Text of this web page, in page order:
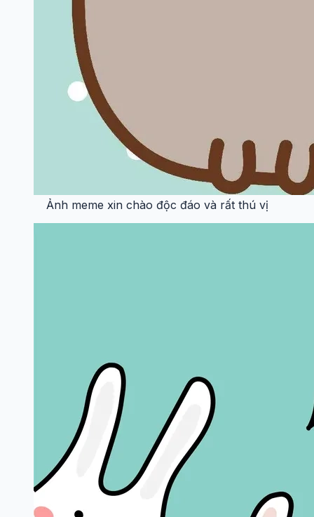
Ảnh meme xin chào độc đáo và rất thú vị